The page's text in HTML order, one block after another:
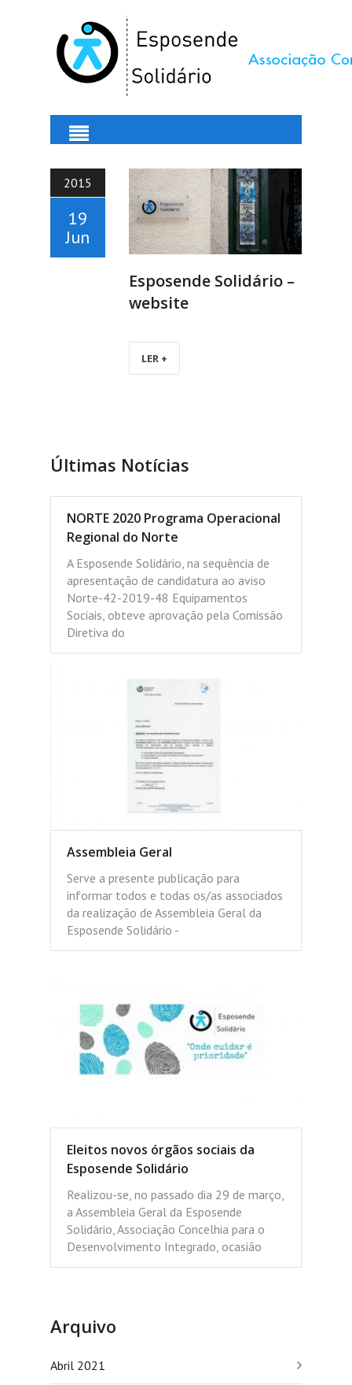
2015
19
Jun
Esposende Solidário –
website
LER +
Últimas Notícias
NORTE 2020 Programa Operacional
Regional do Norte
A Esposende Solidário, na sequência de
apresentação de candidatura ao aviso
Norte-42-2019-48 Equipamentos
Sociais, obteve aprovação pela Comissão
Diretiva do
Assembleia Geral
Serve a presente publicação para
informar todos e todas os/as associados
da realização de Assembleia Geral da
Esposende Solidário -
Eleitos novos órgãos sociais da
Esposende Solidário
Realizou-se, no passado dia 29 de março,
a Assembleia Geral da Esposende
Solidário, Associação Concelhia para o
Desenvolvimento Integrado, ocasião
Arquivo
Abril 2021